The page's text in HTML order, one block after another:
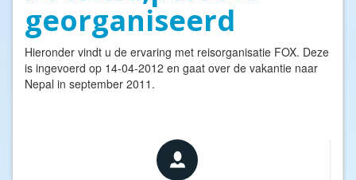
georganiseerd
Hieronder vindt u de ervaring met reisorganisatie FOX. Deze
is ingevoerd op 14-04-2012 en gaat over de vakantie naar
Nepal in september 2011.